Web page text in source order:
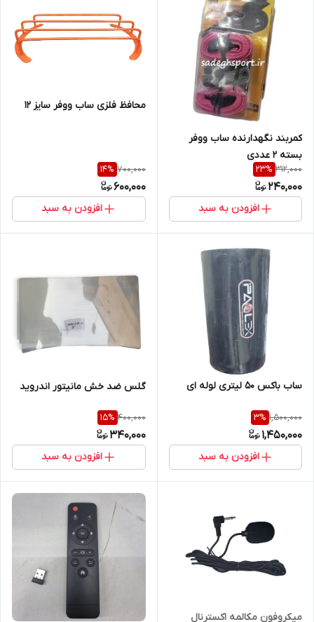
کمربند نگهدارنده ساب ووفر
بسته ۲ عددی
312,000
23%
240,000
افزودن به سبد
محافظ فلزی ساب ووفر سایز ۱۲
700,000
14%
600,000
افزودن به سبد
ساب باکس 50 لیتری لوله ای
1,500,000
3%
1,450,000
افزودن به سبد
گلس ضد خش مانیتور اندروید
400,000
15%
340,000
افزودن به سبد
میکروفون مکالمه اکسترنال